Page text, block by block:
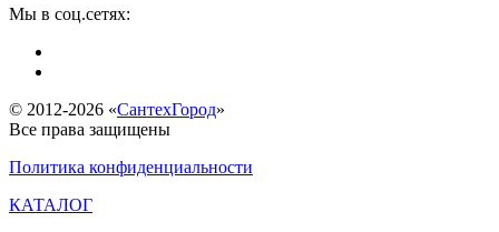
Мы в соц.сетях:
© 2012-2026 «СантехГород»
Все права защищены
Политика конфиденциальности
КАТАЛОГ